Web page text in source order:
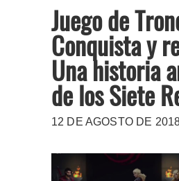
Juego de
Conquista y
Una historia
de los Siete
12 DE AGOSTO DE